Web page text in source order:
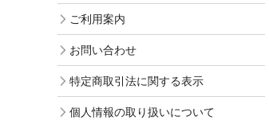
ご利用案内
お問い合わせ
特定商取引法に関する表示
個人情報の取り扱いについて